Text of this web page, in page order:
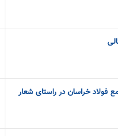
فولاد خراسان در راستای شعار